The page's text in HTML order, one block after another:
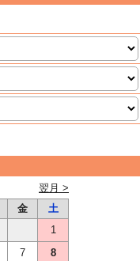
翌月 >
金
土
1
7
8